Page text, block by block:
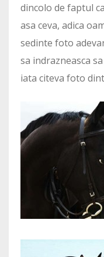
dincolo de faptul
asa ceva, adica
sedinte foto
sa indrazneasca
iata citeva foto